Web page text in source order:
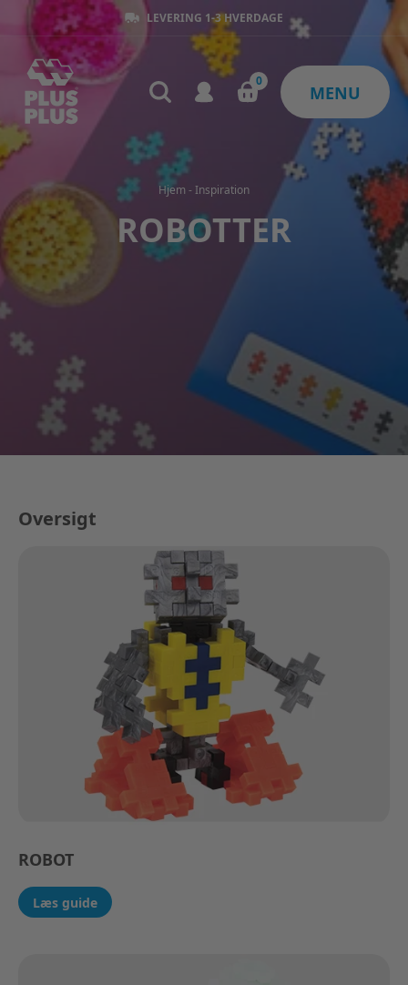
LEVERING 1-3 HVERDAGE
0
MENU
Hjem -Inspiration
ROBOTTER
Oversigt
ROBOT
Læs guide